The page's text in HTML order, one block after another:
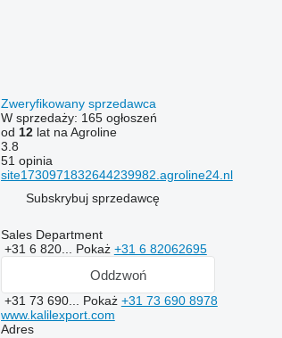
Zweryfikowany sprzedawca
W sprzedaży: 165 ogłoszeń
od 12lat na Agroline
3.8
51 opinia
site1730971832644239982.agroline24.nl
Subskrybuj sprzedawcę
Sales Department
+31 6 820... Pokaż +31 6 82062695
Oddzwoń
+31 73 690... Pokaż +31 73 690 8978
www.kalilexport.com
Adres